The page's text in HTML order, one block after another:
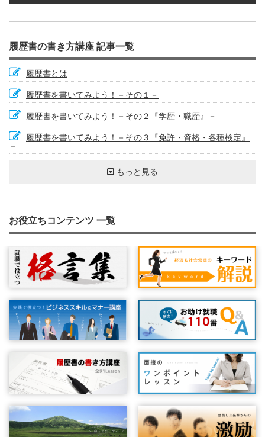
履歴書の書き方講座 記事一覧
履歴書とは
履歴書を書いてみよう！－その１－
履歴書を書いてみよう！－その２『学歴・職歴』－
履歴書を書いてみよう！－その３『免許・資格・各種検定』
－
履歴書を書いてみよう！－その４『志望動機、特技・趣味・
履歴書を点検しよう① ～履歴書を書く目的を考える～
履歴書を点検しよう② ～自分のトリセツを作る～
履歴書を点検しよう③ ～志望動機を確認する～
履歴書を点検しよう④ ～点検チェックリスト～
職務経歴書の構成（ストーリー）を考える
職務経歴書を書く際の外見（体裁）はどうするか
職務経歴書を書く際にこんな内容・表現は避けましょう
履歴書を送ろう① ～送り状の書き方～
文字量は適度に
パート・アルバイトのための履歴書の書き方①
パート・アルバイトのための履歴書の書き方②
自己分析をやってみよう①
履歴書の基本②
企業情報の見方－ホームページの活用①
企業情報の見方－ホームページの活用②
採用担当者にとって魅力的な履歴書とは
面接につながる履歴書とは
わかりやすく、素直に相手に伝える
志望動機の書き方～文章構成②
履歴書を送るときのひと工夫①
履歴書を送るときのひと工夫②～封筒編
こんな時はどうする？－退職が決まっている場合の履歴書の
書き方②
本人希望欄の書き方②
たくさんの履歴書を効果的に書く方法②
長所、短所欄の書き方
趣味・スポーツ・特技・好きな学科欄の書き方
簡潔に書く技術①
簡潔に書く技術②
志望動機で使えるキーワード①
志望動機を考えてみよう
やる気（モチベーション）をアップする方法①
やる気（モチベーション）をアップする方法②
履歴書書き方質問集① 転職回数が多い場合の履歴書の書き
履歴書書き方質問集② どこまで書いたら大丈夫？
やりたい仕事ができる会社を目指そう①
就職は結婚のようなもの？②
履歴書のはじまり
職務経歴書は自分自身のＰＲ
履歴書と個人情報保護①：個人情報保護法について
履歴書と個人情報保護②：不採用の時の履歴書の扱い
パート・アルバイトの志望動機の書き方①
パソコンの積極的活用②
履歴書の書き方で困ったとき
行政の窓口相談の事例
履歴書写真は見た目に気をつけよう、髪型や服装のポイント
履歴書写真を撮る際のポイント
迫力のある履歴書を書いてみよう
恥ずかしがらず、言い訳をしない
履歴書で重視される項目（パート・アルバイト）
履歴書で重視される項目（正社員）
もっと見る
お役立ちコンテンツ 一覧